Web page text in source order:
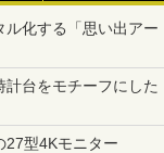
ル化する「思い出アー
計台をモチーフにした
27型4Kモニター